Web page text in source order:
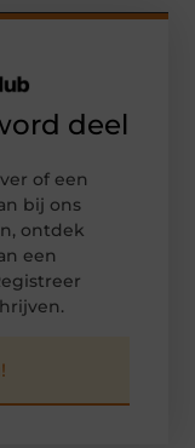
deel
of een
bij ons
ontdek
een